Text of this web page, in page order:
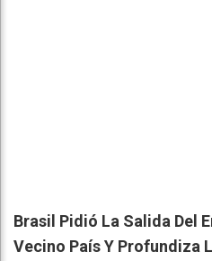
Brasil Pidió La Salida Del
Vecino País Y Profundiza